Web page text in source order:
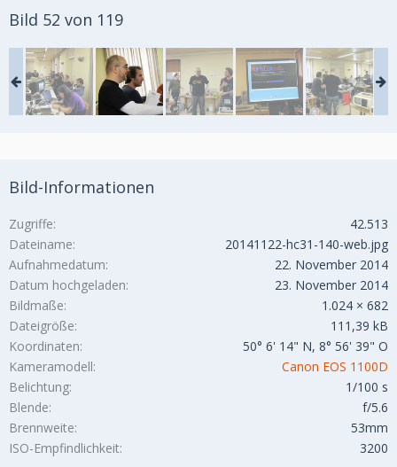
Bild 52 von 119
Bild-Informationen
Zugriffe
42.513
Dateiname
20141122-hc31-140-web.jpg
Aufnahmedatum
22. November 2014
Datum hochgeladen
23. November 2014
Bildmaße
1.024 × 682
Dateigröße
111,39 kB
Koordinaten
50° 6' 14" N, 8° 56' 39" O
Kameramodell
Canon EOS 1100D
Belichtung
1/100 s
Blende
f/5.6
Brennweite
53mm
ISO-Empfindlichkeit
3200